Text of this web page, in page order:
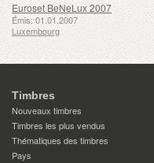
Euroset BeNeLux 2007
Émis: 01.01.2007
Luxembourg
Timbres
Nouveaux timbres
Timbres les plus vendus
Thématiques des timbres
Pays